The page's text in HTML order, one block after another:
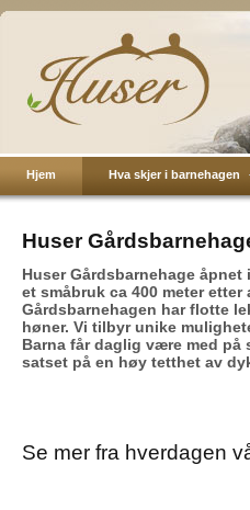
Hjem Hva skjer i barnehagen
Huser
Huser Gårdsbarnehage
et småbruk ca 400 meter
Gårdsbarnehagen har flotte
høner. Vi tilbyr unike
Barna får daglig være med på
satset på en høy tetthet av
Se mer fra hverdagen